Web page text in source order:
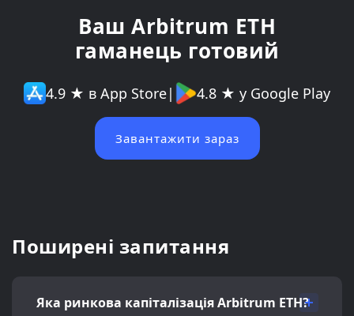
Ваш Arbitrum ETH
гаманець готовий
4.9 ★ в App Store| 4.8 ★ у Google Play
Завантажити зараз
Поширені запитання
Яка ринкова капіталізація Arbitrum ETH?